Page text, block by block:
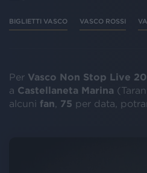
BIGLIETTI VASCO VASCO ROSSI
Per Vasco Non Stop Live
a Castellaneta Marina
alcuni fan 75 per data,